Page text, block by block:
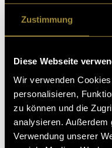
Zustimmung
Diese Webseite
Wir verwenden
personalisieren,
zu können und die
analysieren. Außerdem
Verwendung unserer
Druckmethode
Resultat ist ein
Qualitätsstandards
Hoodie bestellen.